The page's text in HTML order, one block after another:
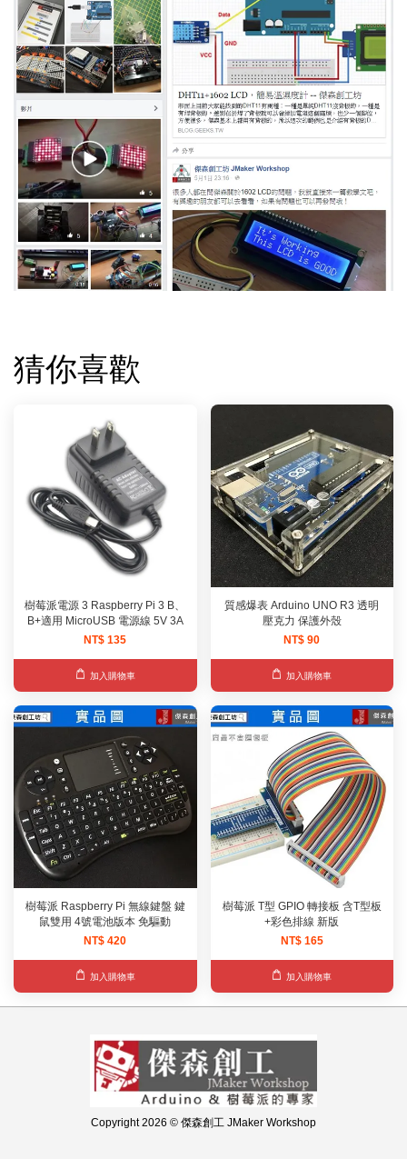
猜你喜歡
樹莓派電源 3 Raspberry Pi 3 B、
B+適用 MicroUSB 電源線 5V 3A
NT$ 135
加入購物車
質感爆表 Arduino UNO R3 透明
壓克力 保護外殼
NT$ 90
加入購物車
樹莓派 Raspberry Pi 無線鍵盤 鍵
鼠雙用 4號電池版本 免驅動
NT$ 420
加入購物車
樹莓派 T型 GPIO 轉接板 含T型板
+彩色排線 新版
NT$ 165
加入購物車
Copyright 2026 © 傑森創工 JMaker Workshop